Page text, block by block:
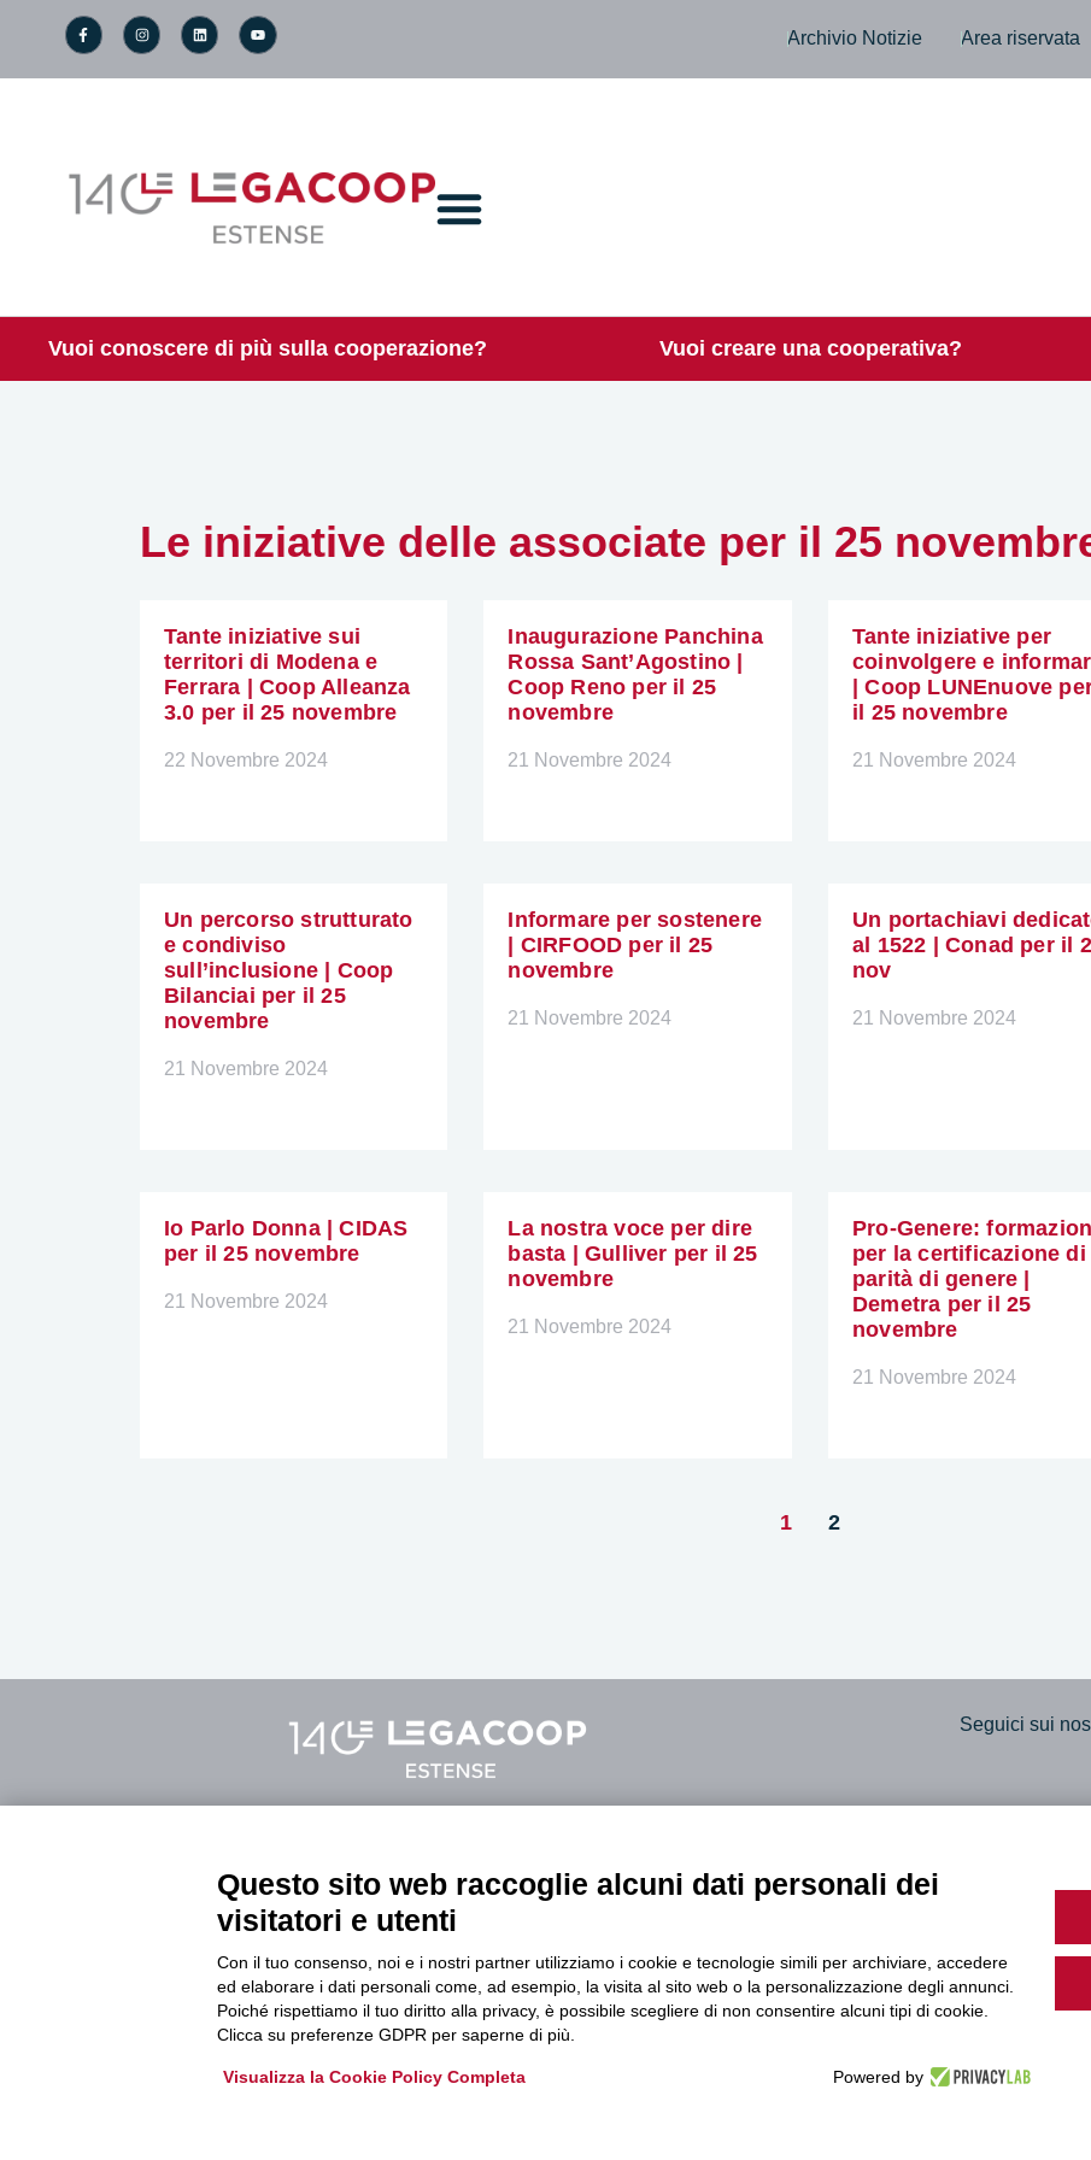
Archivio Notizie Area riservata
Vuoi conoscere di più sulla cooperazione? Vuoi creare una cooperativa?
Le iniziative delle associate per il 25
Tante iniziative sui
territori di Modena e
Ferrara | Coop Alleanza
3.0 per il 25 novembre
22 Novembre 2024
Inaugurazione Panchina
Rossa Sant’Agostino |
Coop Reno per il 25
novembre
21 Novembre 2024
Tante iniziative per
coinvolgere e
| Coop LUNEnuove
il 25 novembre
21 Novembre 2024
Un percorso strutturato
e condiviso
sull’inclusione | Coop
Bilanciai per il 25
novembre
21 Novembre 2024
Informare per sostenere
| CIRFOOD per il 25
novembre
21 Novembre 2024
Un portachiavi
al 1522 | Conad per il
nov
21 Novembre 2024
Io Parlo Donna | CIDAS
per il 25 novembre
21 Novembre 2024
La nostra voce per dire
basta | Gulliver per il 25
novembre
21 Novembre 2024
Pro-Genere:
per la certificazione di
parità di genere |
Demetra per il 25
novembre
21 Novembre 2024
1 2
Seguici sui
info@legacoopestense.coop
Via C. Mayr, 14
44121 Ferrara
Bilanci sociali
Dichiarazione
Questo sito web raccoglie alcuni dati personali dei
visitatori e utenti
Con il tuo consenso, noi e i nostri partner utilizziamo i cookie e tecnologie simili per archiviare, accedere
ed elaborare i dati personali come, ad esempio, la visita al sito web o la personalizzazione degli annunci.
Poiché rispettiamo il tuo diritto alla privacy, è possibile scegliere di non consentire alcuni tipi di cookie.
Clicca su preferenze GDPR per saperne di più.
Visualizza la Cookie Policy Completa Powered by